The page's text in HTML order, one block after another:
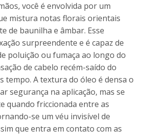
você é envolvida por um
mistura notas florais orientais
de baunilha e âmbar. Esse
surpreendente e é capaz de
poluição ou fumaça ao longo do
de cabelo recém-saído do
tempo. A textura do óleo é densa o
segurança na aplicação, mas se
quando friccionada entre as
se um véu invisível de
que entra em contato com as